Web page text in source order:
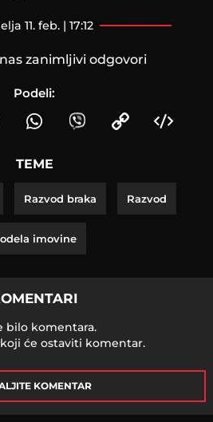
11. feb. | 17:12
zanimljivi odgovori
Podeli:
TEME
Razvod braka Razvod
imovine
bilo komentara.
će ostaviti komentar.
KOMENTAR